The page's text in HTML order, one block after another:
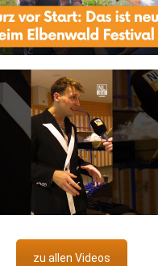
zu allen Videos